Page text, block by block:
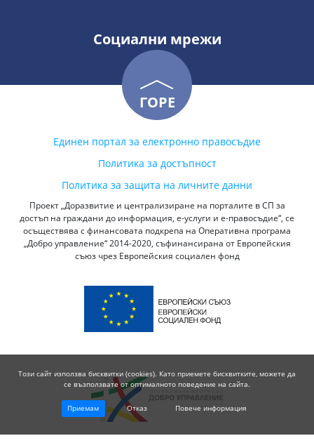
Социални мрежи
ГОРЕ
Единен портал за електронно правосъдие
Политика за достъпност
Политика за защита на личните данни
Проект „Доразвитие и централизиране на порталите в СП за
достъп на граждани до информация, е-услуги и е-правосъдие“, се
осъществява с финансовата подкрепа на Оперативна програма
„Добро управление“ 2014-2020, съфинансирана от Европейския
съюз чрез Европейския социален фонд
Този сайт използва бисквитки (cookies). Като приемете бисквитките, можете да
се възползвате от оптималното поведение на сайта.
Приемам Отказ Повече информация